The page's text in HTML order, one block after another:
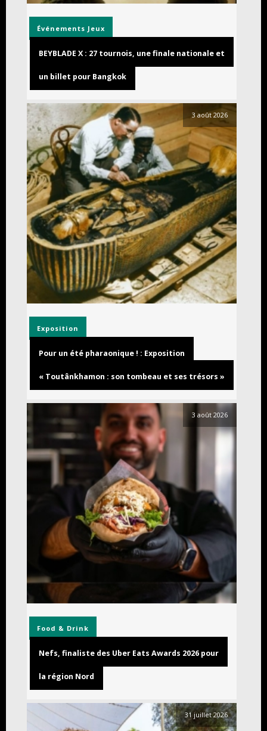
Événements Jeux
BEYBLADE X : 27 tournois, une finale nationale et
un billet pour Bangkok
3 août 2026
Exposition
Pour un été pharaonique ! : Exposition
« Toutânkhamon : son tombeau et ses trésors »
3 août 2026
Food & Drink
Nefs, finaliste des Uber Eats Awards 2026 pour
la région Nord
31 juillet 2026